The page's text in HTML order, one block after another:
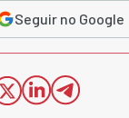
Seguir no Google